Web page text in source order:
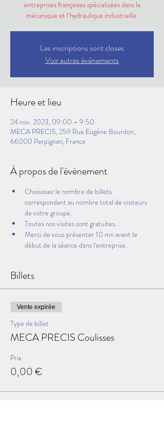
entreprises françaises spécialisées dans la
mécanique et l’hydraulique industrielle.
Les inscriptions sont closes
Voir autres événements
Heure et lieu
24 nov. 2023, 09:00 – 9:50
MECA PRECIS, 259 Rue Eugène Bourdon,
66000 Perpignan, France
À propos de l'événement
Choisissez le nombre de billets
correspondant au nombre total de visiteurs
de votre groupe.
Toutes nos visites sont gratuites.
Merci de vous présenter 10 mn avant le
début de la séance dans l'entreprise.
Billets
Vente expirée
Type de billet
MECA PRECIS Coulisses
Prix
0,00 €